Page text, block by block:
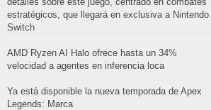
estratégicos, que llegará en exclusiva a Nintendo
Switch
AMD Ryzen AI Halo ofrece hasta un 34%
velocidad a agentes en inferencia loca
Ya está disponible la nueva temporada de Apex
Legends: Marca